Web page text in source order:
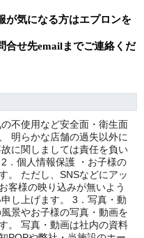
が気になる方はエプロンを
合せ先emailまでご連絡くだ
不使用など安全面・衛生面
明らかな店舗の過失以外に
に関しましては責任を負い
．個人情報保護 ・お子様の
。 ただし、SNSなどにアッ
客様の映り込みが無いよう
し上げます。 3．写真・動
景やお子様の写真・動画を
。 写真・動画は社内の資料